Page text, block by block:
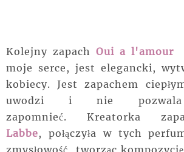
Kolejny zapach Oui a l'amour
moje serce, jest elegancki,
kobiecy. Jest zapachem
uwodzi i nie
zapomnieć. Kreatorka
Labbe, połączyła w tych
zmysłowość, tworząc